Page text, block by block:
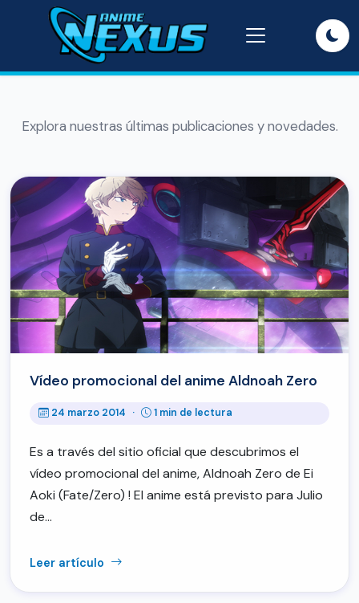
Explora nuestras últimas publicaciones y novedades.
Vídeo promocional del anime Aldnoah Zero
24 marzo 2014 · 1 min de lectura
Es a través del sitio oficial que descubrimos el
vídeo promocional del anime, Aldnoah Zero de Ei
Aoki (Fate/Zero) ! El anime está previsto para Julio
de…
Leer artículo